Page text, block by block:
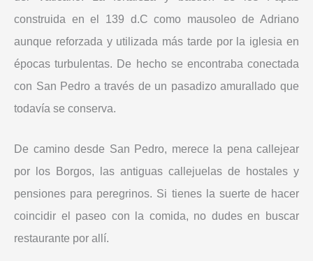
construida en el 139 d.C como mausoleo de Adriano
aunque reforzada y utilizada más tarde por la iglesia en
épocas turbulentas. De hecho se encontraba conectada
con San Pedro a través de un pasadizo amurallado que
todavía se conserva.
De camino desde San Pedro, merece la pena callejear
por los Borgos, las antiguas callejuelas de hostales y
pensiones para peregrinos. Si tienes la suerte de hacer
coincidir el paseo con la comida, no dudes en buscar
restaurante por allí.